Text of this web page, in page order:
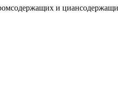
и